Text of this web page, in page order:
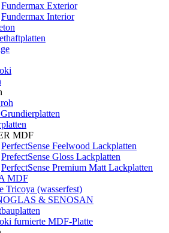
Fundermax Exterior
Fundermax Interior
MDF
PerfectSense Feelwood Lackplatten
PrefectSense Gloss Lackplatten
PerfectSense Premium Matt Lackplatten
MDF
Tricoya (wasserfest)
& SENOSAN
furnierte MDF-Platte